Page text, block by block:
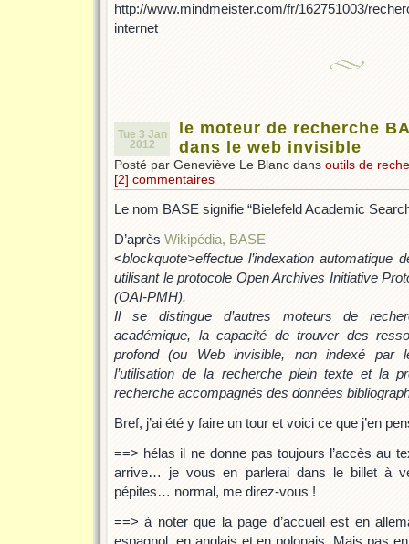
http://www.mindmeister.com/fr/162751003/
internet
Tue 3 Jan
2012
le moteur de recherche
dans le web invisible
Posté par Geneviève Le Blanc dans outils de
[2] commentaires
Le nom BASE signifie “Bielefeld Academic
D’après Wikipédia, BASE
<blockquote>effectue l’indexation automatique
utilisant le protocole Open Archives Initiative
(OAI-PMH).
Il se distingue d’autres moteurs de
académique, la capacité de trouver des
profond (ou Web invisible, non indexé par
l’utilisation de la recherche plein texte et la
recherche accompagnés des données
Bref, j’ai été y faire un tour et voici ce que j’en
==> hélas il ne donne pas toujours l’accès au
arrive… je vous en parlerai dans le billet à
pépites… normal, me direz-vous !
==> à noter que la page d’accueil est en